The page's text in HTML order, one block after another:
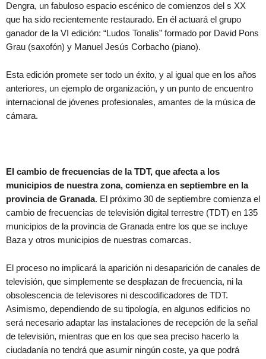
Dengra, un fabuloso espacio escénico de comienzos del s XX
que ha sido recientemente restaurado. En él actuará el grupo
ganador de la VI edición: “Ludos Tonalis” formado por David Pons
Grau (saxofón) y Manuel Jesús Corbacho (piano).
Esta edición promete ser todo un éxito, y al igual que en los años
anteriores, un ejemplo de organización, y un punto de encuentro
internacional de jóvenes profesionales, amantes de la música de
cámara.
El cambio de frecuencias de la TDT, que afecta a los
municipios de nuestra zona, comienza en septiembre en la
provincia de Granada. El próximo 30 de septiembre comienza el
cambio de frecuencias de televisión digital terrestre (TDT) en 135
municipios de la provincia de Granada entre los que se incluye
Baza y otros municipios de nuestras comarcas.
El proceso no implicará la aparición ni desaparición de canales de
televisión, que simplemente se desplazan de frecuencia, ni la
obsolescencia de televisores ni descodificadores de TDT.
Asimismo, dependiendo de su tipología, en algunos edificios no
será necesario adaptar las instalaciones de recepción de la señal
de televisión, mientras que en los que sea preciso hacerlo la
ciudadanía no tendrá que asumir ningún coste, ya que podrá